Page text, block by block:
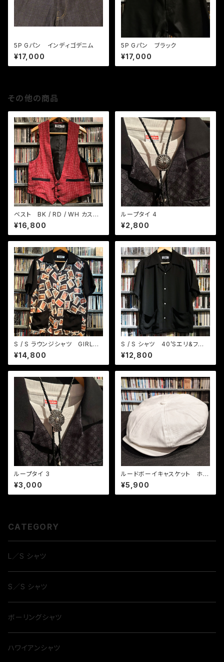
5P Gパン インディゴデニム
¥17,000
5P Gパン ブラック
¥17,000
その他の商品
ベスト BK / RD / WH カスリ
織りチェック
¥16,800
ループタイ 4
¥2,800
S / S ラウンジシャツ GIRLS
GIRLS GIRLS
¥14,800
S / S シャツ 40’Sエリ&フロ
ント2ポケット
¥12,800
ループタイ 3
¥3,000
ルードボーイキャスケット ホワ
イト
¥5,900
CATEGORY
L／S シャツ
S／S シャツ
ボーリングシャツ
ハワイアンシャツ